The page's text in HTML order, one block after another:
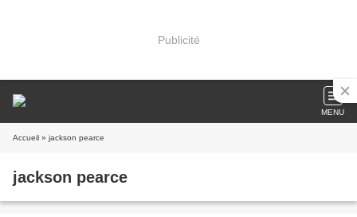
Publicité
MENU
Accueil » jackson pearce
jackson pearce